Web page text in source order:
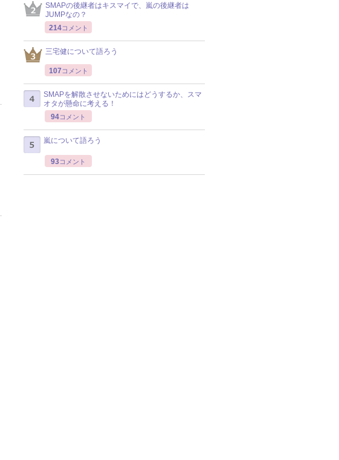
SMAPの後継者はキスマイで、嵐の後継者は
JUMPなの？
214コメント
三宅健について語ろう
107 コメント
SMAPを解散させないためにはどうするか、スマ
オタが懸命に考える！
94コメント
嵐について語ろう
93コメント